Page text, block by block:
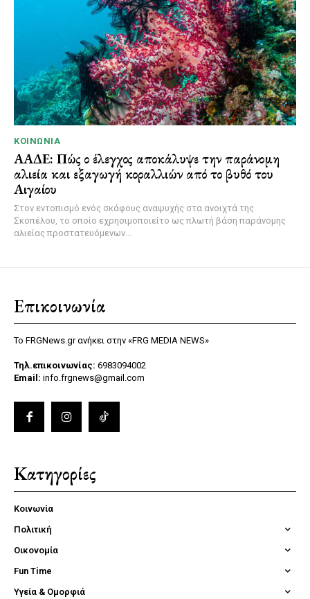
ΚΟΙΝΩΝΊΑ
ΑΑΔΕ: Πώς ο έλεγχος αποκάλυψε την παράνομη
αλιεία και εξαγωγή κοραλλιών από το βυθό του
Αιγαίου
Στον εντοπισμό ενός σκάφους αναψυχής στα ανοιχτά της
Σκοπέλου, το οποίο εχρησιμοποιείτο ως πλωτή βάση παράνομης
αλιείας προστατευόμενων...
Επικοινωνία
Το FRGNews.gr ανήκει στην «FRG MEDIA NEWS»
Τηλ.επικοινωνίας: 6983094002
Email: info.frgnews@gmail.com
Κατηγορίες
Κοινωνία
Πολιτική
Οικονομία
Fun Time
Υγεία & Ομορφιά